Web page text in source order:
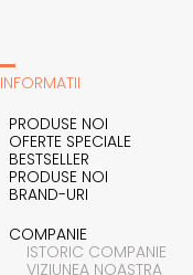
INFORMATII
PRODUSE NOI
OFERTE SPECIALE
BESTSELLER
PRODUSE NOI
BRAND-URI
COMPANIE
ISTORIC COMPANIE
VIZIUNEA NOASTRA